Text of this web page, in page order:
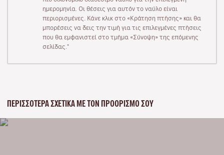
ημερομηνία. Οι θέσεις για αυτόν το ναύλο είναι
περιορισμένες. Κάνε κλικ στο «Κράτηση πτήσης» και θα
μπορέσεις να δεις την τιμή για τις επιλεγμένες πτήσεις
που θα εμφανιστεί στο τμήμα «Σύνοψη» της επόμενης
σελίδας."
ΠΕΡΙΣΣΌΤΕΡΑ ΣΧΕΤΙΚΆ ΜΕ ΤΟΝ ΠΡΟΟΡΙΣΜΌ ΣΟΥ